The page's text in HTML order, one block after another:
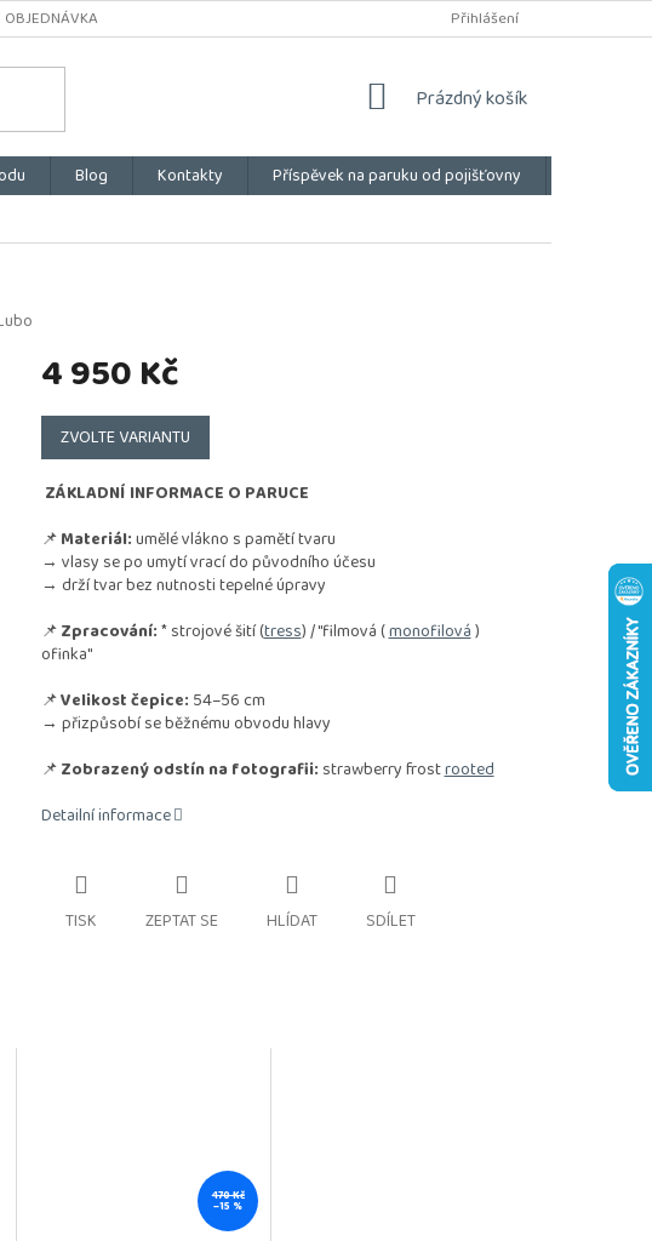
OBJEDNÁVKA Přihlášení
NÁKUPNÍ
Prázdný košík
Blog Kontakty Příspěvek na paruku od pojišťovny
4 950 Kč
Měrná
cena:
ZVOLTE VARIANTU
ZÁKLADNÍ INFORMACE O PARUCE
📌Materiál:umělé vlákno s pamětí tvaru
→ vlasy se po umytí vrací do původního účesu
→ drží tvar bez nutnosti tepelné úpravy
📌Zpracování:* strojové šití (tress) / "filmová (monofilová)
ofinka"
📌Velikost čepice: 54–56 cm
→ přizpůsobí se běžnému obvodu hlavy
📌Zobrazený odstín na fotografii: strawberry frostrooted
Detailní informace
TISK ZEPTAT SE HLÍDAT SDÍLET
470 Kč
–15 %